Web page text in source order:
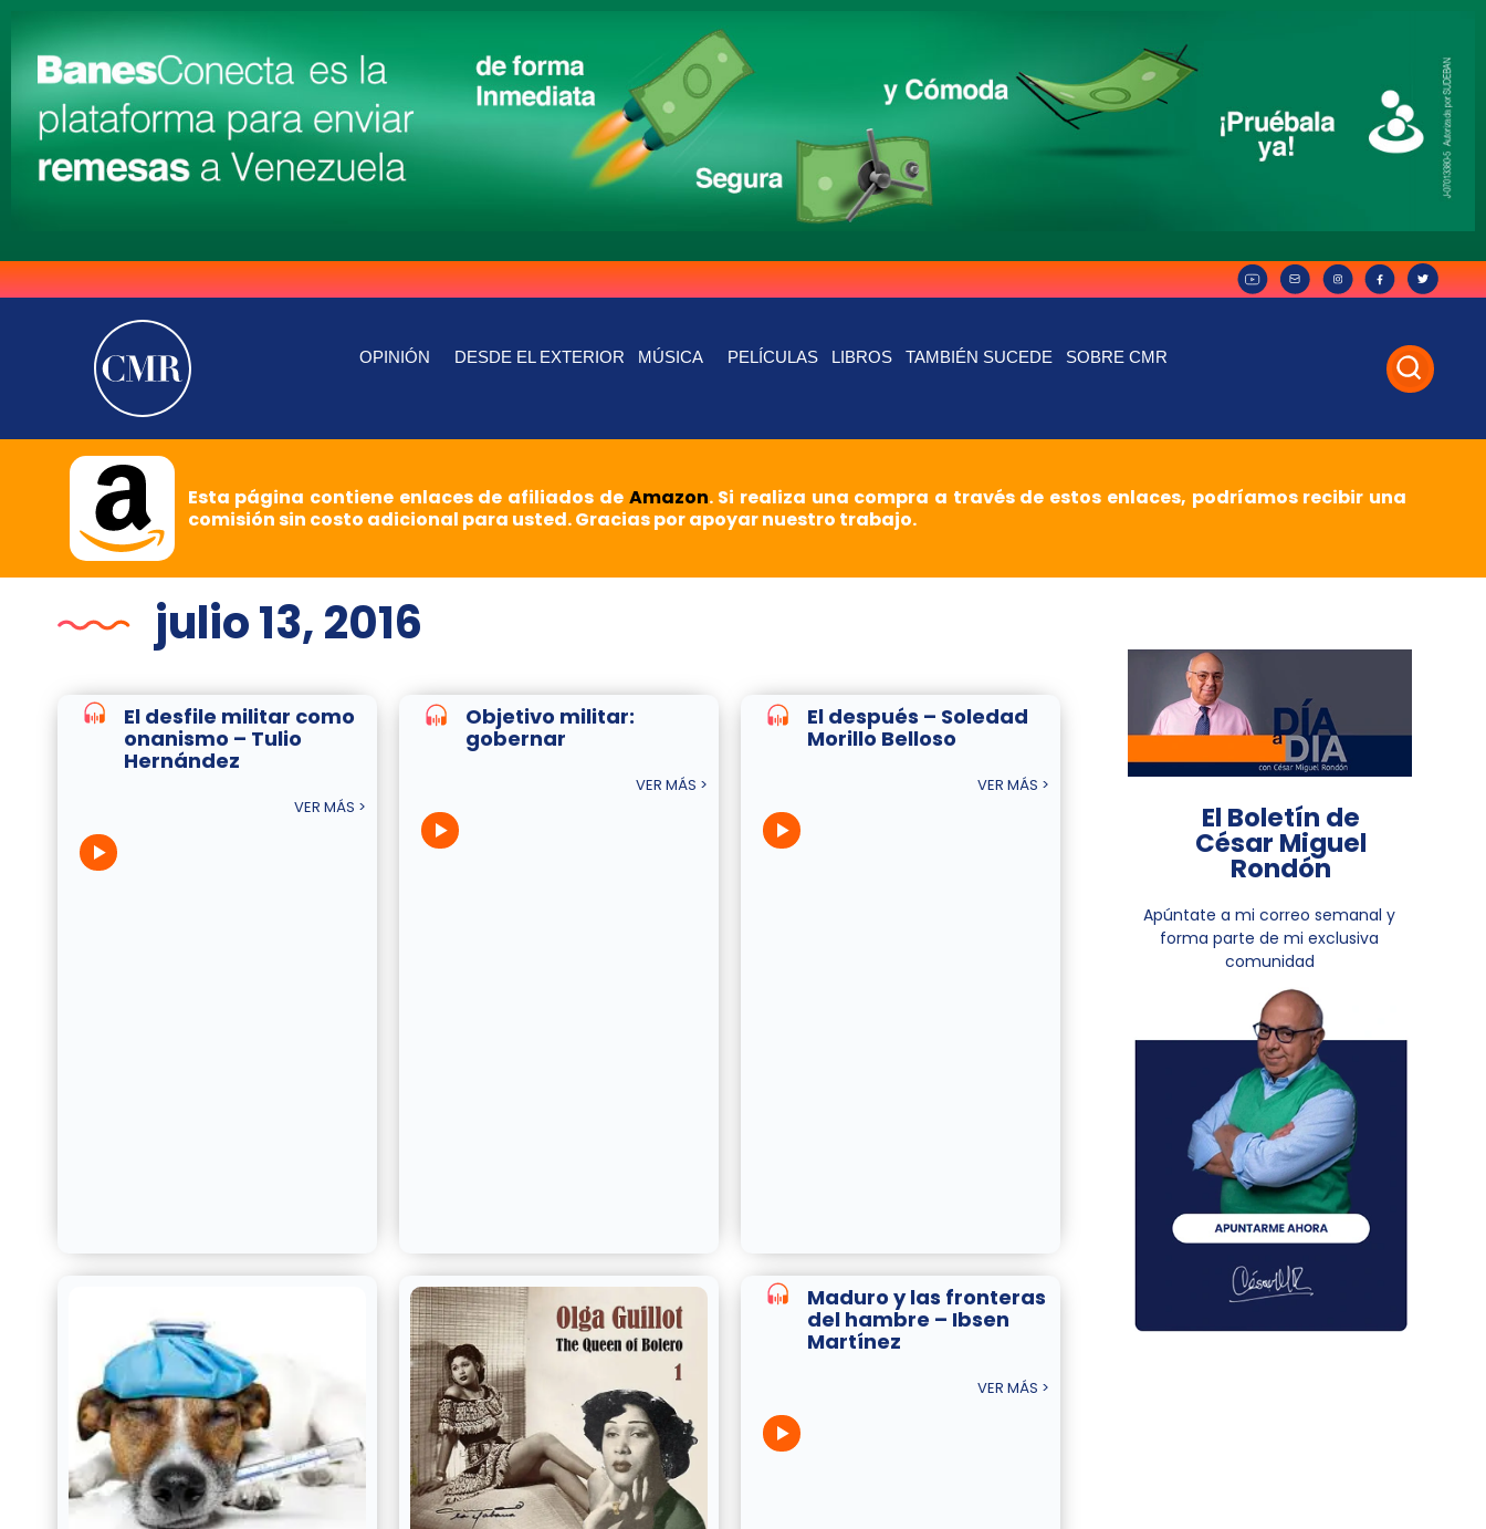
OPINIÓN DESDE EL EXTERIOR MÚSICA PELÍCULAS LIBROS TAMBIÉN SUCEDE SOBRE CMR
Esta página contiene enlaces de afiliados de Amazon. Si realiza una compra a través de estos enlaces, podríamos recibir una
comisión sin costo adicional para usted. Gracias por apoyar nuestro trabajo.
julio 13, 2016
El desfile militar como
onanismo – Tulio
Hernández
VER MÁS >
Objetivo militar:
gobernar
VER MÁS >
El después – Soledad
Morillo Belloso
VER MÁS >
Maduro y las fronteras
del hambre – Ibsen
Martínez
VER MÁS >
El Boletín de
César Miguel
Rondón
Apúntate a mi correo semanal y
forma parte de mi exclusiva
comunidad